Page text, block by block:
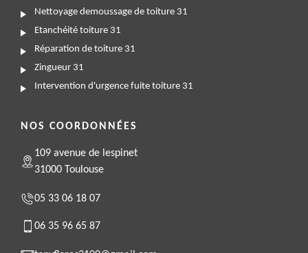
Nettoyage demoussage de toiture 31
Etanchéité toiture 31
Réparation de toiture 31
Zingueur 31
Intervention d'urgence fuite toiture 31
NOS COORDONNÉES
109 avenue de lespinet
31000 Toulouse
05 33 06 18 07
06 35 96 65 87